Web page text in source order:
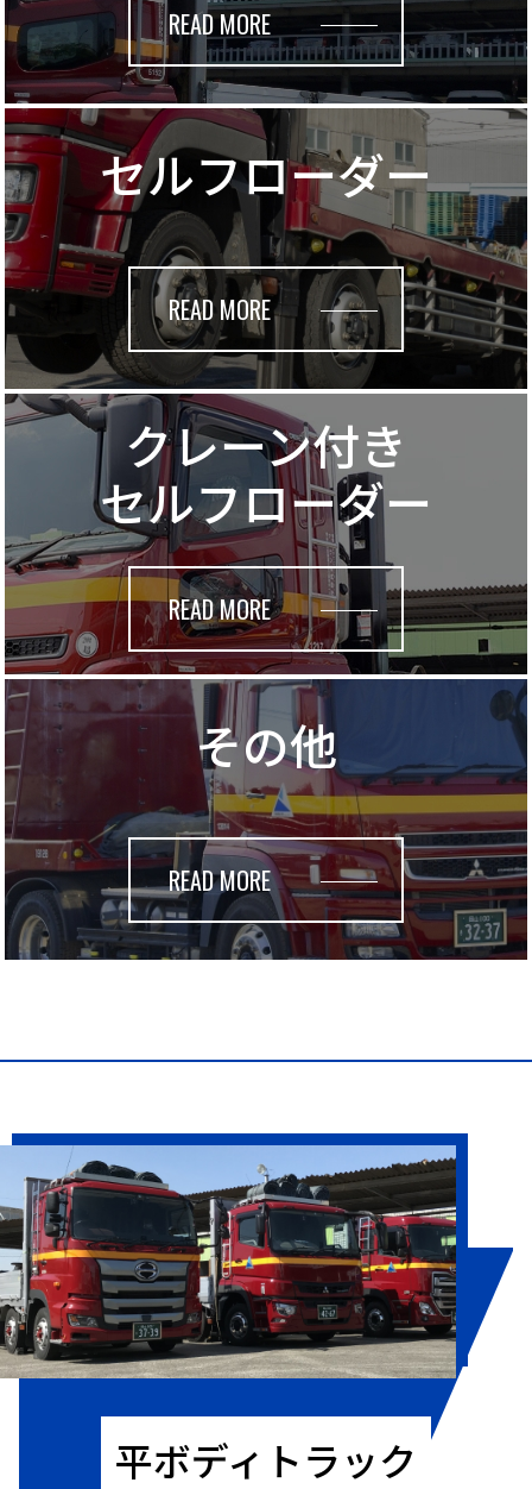
READ MORE
セルフローダー
READ MORE
クレーン付き
セルフローダー
READ MORE
その他
READ MORE
平ボディトラック